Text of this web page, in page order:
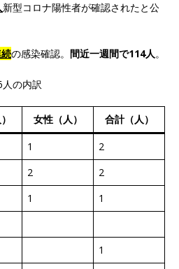
新型コロナ陽性者が確認されたと公
の感染確認。 間近一週間で114人。
の内訳
女性（人） 合計（人）
1
2
2
2
1
1
1